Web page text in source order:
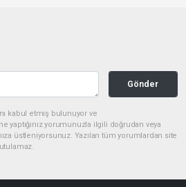
Gönder
kabul etmiş bulunuyor ve
yorumunuzla ilgili doğrudan veya
üstleniyorsunuz. Yazılan tüm yorumlardan site